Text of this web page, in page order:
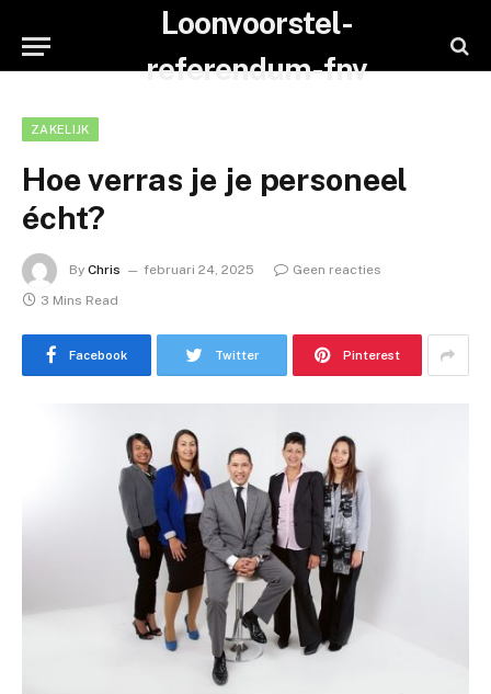
Loonvoorstel-
referendum-fnv
ZAKELIJK
Hoe verras je je personeel
écht?
By Chris februari 24, 2025
Geen reacties
3 Mins Read
Facebook Twitter Pinterest